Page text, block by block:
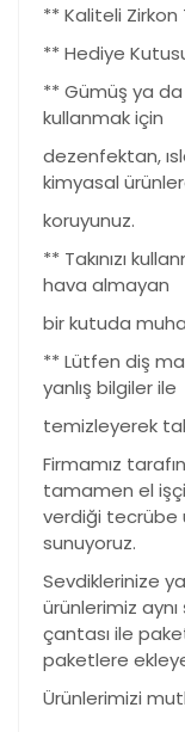
** Kaliteli Zirkon
** Hediye
** Gümüş ya da
kullanmak için
dezenfektan,
kimyasal
koruyunuz.
** Takınızı
hava almayan
bir kutuda
** Lütfen diş
yanlış bilgiler ile
temizleyerek
Firmamız
tamamen el
verdiği tecrübe
sunuyoruz.
Sevdiklerinize
ürünlerimiz
çantası ile
paketlere
Ürünlerimizi